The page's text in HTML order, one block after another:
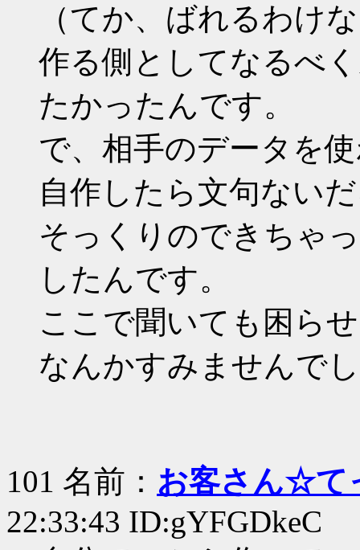
（てか、ばれるわけ
作る側としてなるべ
たかったんです。
で、相手のデータを
自作したら文句ない
そっくりのできちゃ
したんです。
ここで聞いても困ら
なんかすみませんで
101 名前： お客さん☆て
22:33:43 ID:gYFGDkeC